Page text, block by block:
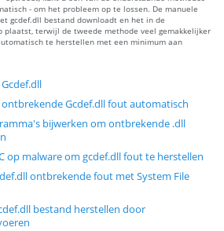
- om het probleem op te lossen. De manuele
gcdef.dll bestand downloadt en het in de
plaatst, terwijl de tweede methode veel gemakkelijker
te herstellen met een minimum aan
Gcdef.dll fout automatisch
bijwerken om ontbrekende .dll
op malware om gcdef.dll fout te herstellen
ontbrekende fout met System File
bestand herstellen door